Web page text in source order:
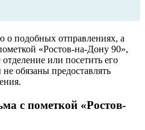
подобных отправлениях, а
«Ростов-на-Дону 90»,
или посетить его
обязаны предоставлять
с пометкой «Ростов-